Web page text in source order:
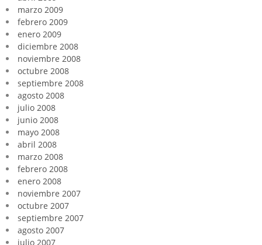
marzo 2009
febrero 2009
enero 2009
diciembre 2008
noviembre 2008
octubre 2008
septiembre 2008
agosto 2008
julio 2008
junio 2008
mayo 2008
abril 2008
marzo 2008
febrero 2008
enero 2008
noviembre 2007
octubre 2007
septiembre 2007
agosto 2007
julio 2007